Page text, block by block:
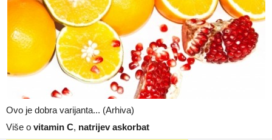
Ovo je dobra varijanta... (Arhiva)
Više o vitamin C, natrijev askorbat